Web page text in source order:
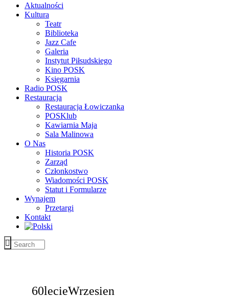
Aktualności
Kultura
Teatr
Biblioteka
Jazz Cafe
Galeria
Instytut Piłsudskiego
Kino POSK
Księgarnia
Radio POSK
Restauracja
Restauracja Łowiczanka
POSKlub
Kawiarnia Maja
Sala Malinowa
O Nas
Historia POSK
Zarząd
Członkostwo
Wiadomości POSK
Statut i Formularze
Wynajem
Przetargi
Kontakt
60lecieWrzesien